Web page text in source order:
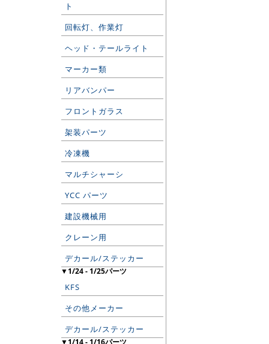
ト
回転灯、作業灯
ヘッド・テールライト
マーカー類
リアバンパー
フロントガラス
架装パーツ
冷凍機
マルチシャーシ
YCC パーツ
建設機械用
クレーン用
デカール/ステッカー
▼1/24 - 1/25パーツ
KFS
その他メーカー
デカール/ステッカー
▼1/14 - 1/16パーツ